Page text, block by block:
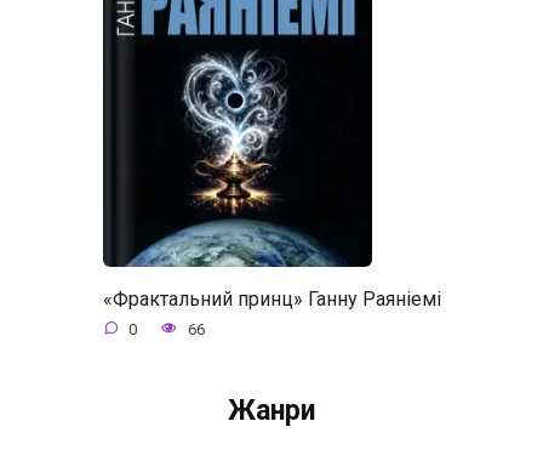
«Фрактальний принц» Ганну Раяніемі
0 66
Жанри